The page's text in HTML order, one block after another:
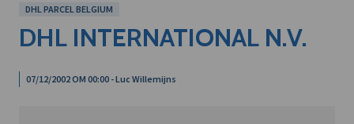
DHL PARCEL BELGIUM
DHL INTERNATIONAL N.V.
07/12/2002 OM 00:00 - Luc Willemijns